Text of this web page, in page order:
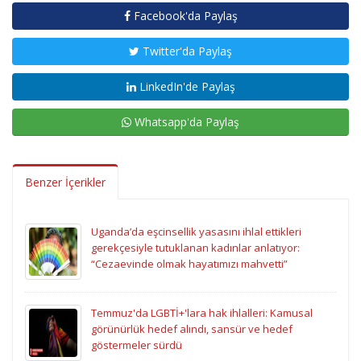
Facebook'da Paylaş
Twitter'da Paylaş
LinkedIn'de Paylaş
Whatsapp'da Paylaş
Benzer İçerikler
Uganda’da eşcinsellik yasasını ihlal ettikleri
gerekçesiyle tutuklanan kadınlar anlatıyor:
“Cezaevinde olmak hayatımızı mahvetti”
Temmuz'da LGBTİ+'lara hak ihlalleri: Kamusal
görünürlük hedef alındı, sansür ve hedef
göstermeler sürdü